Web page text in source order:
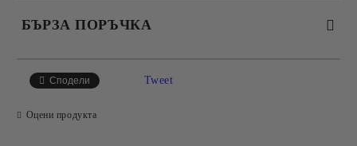
БЪРЗА ПОРЪЧКА
Сподели Tweet
Оцени продукта